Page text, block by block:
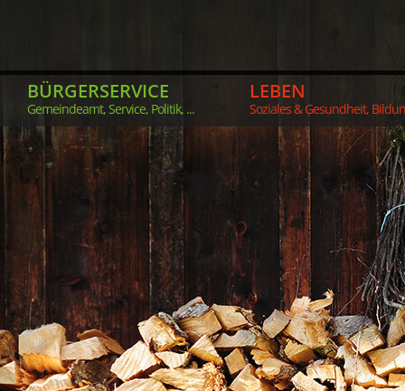
BÜRGERSERVICE
Gemeindeamt, Service, Politik, ...
LEBEN
Soziales & Gesundheit,